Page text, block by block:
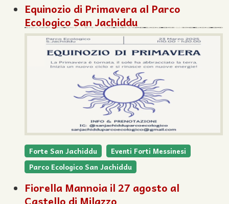
Equinozio di Primavera al Parco
Ecologico San Jachiddu
Forte San Jachiddu
Eventi Forti Messinesi
Parco Ecologico San Jachiddu
Fiorella Mannoia il 27 agosto al